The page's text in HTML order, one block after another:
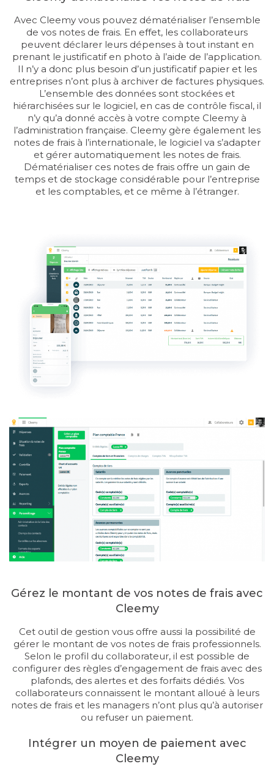
Avec Cleemy vous pouvez dématérialiser l’ensemble
de vos notes de frais. En effet, les collaborateurs
peuvent déclarer leurs dépenses à tout instant en
prenant le justificatif en photo à l’aide de l’application.
Il n’y a donc plus besoin d’un justificatif papier et les
entreprises n’ont plus à archiver de factures physiques.
L’ensemble des données sont stockées et
hiérarchisées sur le logiciel, en cas de contrôle fiscal, il
n’y qu’a donné accès à votre compte Cleemy à
l’administration française. Cleemy gère également les
notes de frais à l’internationale, le logiciel va s’adapter
et gérer automatiquement les notes de frais.
Dématérialiser ces notes de frais offre un gain de
temps et de stockage considérable pour l’entreprise
et les comptables, et ce même à l’étranger.
Gérez le montant de vos notes de frais avec
Cleemy
Cet outil de gestion vous offre aussi la possibilité de
gérer le montant de vos notes de frais professionnels.
Selon le profil du collaborateur, il est possible de
configurer des règles d’engagement de frais avec des
plafonds, des alertes et des forfaits dédiés. Vos
collaborateurs connaissent le montant alloué à leurs
notes de frais et les managers n’ont plus qu’à autoriser
ou refuser un paiement.
Intégrer un moyen de paiement avec
Cleemy